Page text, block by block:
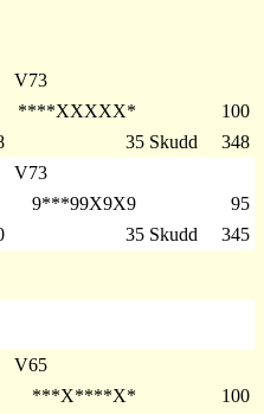
V73
****XXXXX*
100
35 Skudd
348
V73
9***99X9X9
95
35 Skudd
345
V65
***X****X*
100